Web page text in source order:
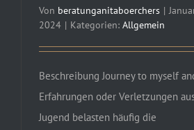
Von beratunganitaboerchers |
2024 | Kategorien: Allgemein
Beschreibung Journey to myself
Erfahrungen oder Verletzungen
Jugend belasten häufig die